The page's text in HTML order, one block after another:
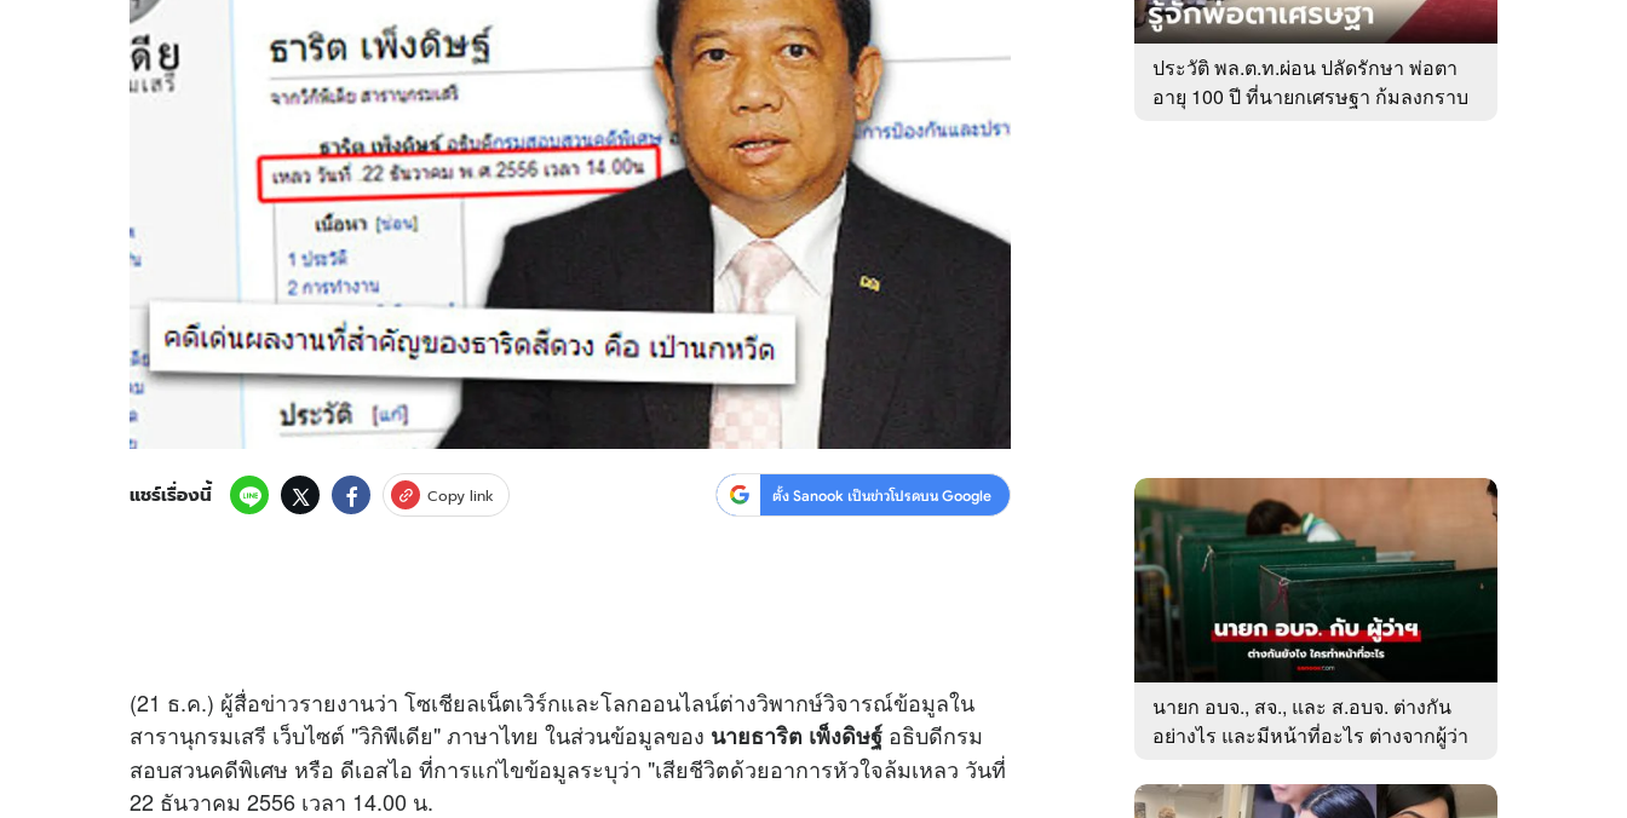
Sanook Choice
บริษัท อิมเมจ ฟิวเจอร์ (ประเทศไทย) จำกัด
แชร์เรื่องนี้ Copy link ตั้ง Sanook เป็นข่าวโปรดบน Google
(21 ธ.ค.) ผู้สื่อข่าวรายงานว่า โซเชียลเน็ตเวิร์กและโลกออนไลน์ต่างวิพากษ์วิจารณ์ข้อมูลใน
สารานุกรมเสรี เว็บไซต์ "วิกิพีเดีย" ภาษาไทย ในส่วนข้อมูลของ นายธาริต เพ็งดิษฐ์ อธิบดีกรม
สอบสวนคดีพิเศษ หรือ ดีเอสไอ ที่การแก่ไขข้อมูลระบุว่า "เสียชีวิตด้วยอาการหัวใจล้มเหลว วันที่
22 ธันวาคม 2556 เวลา 14.00 น.
ประวัติ พล.ต.ท.ผ่อน ปลัดรักษา พ่อตา
อายุ 100 ปี ที่นายกเศรษฐา ก้มลงกราบ
นายก อบจ., สจ., และ ส.อบจ. ต่างกัน
อย่างไร และมีหน้าที่อะไร ต่างจากผู้ว่า